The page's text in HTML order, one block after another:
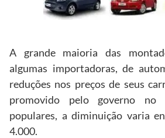
A grande maioria das
algumas importadoras, de
reduções nos preços de seus
promovido pelo governo no
populares, a diminuição varia
4.000.